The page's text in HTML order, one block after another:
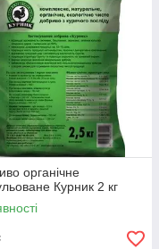
органічне
Курник 2 кг